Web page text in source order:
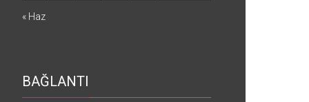
« Haz
BAĞLANTI